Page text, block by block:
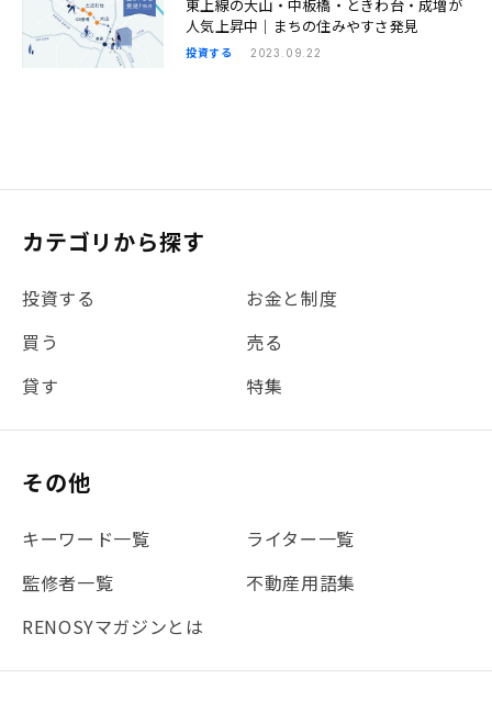
東上線の大山・中板橋・ときわ台・成増が
人気上昇中｜まちの住みやすさ発見
投資する 2023.09.22
カテゴリから探す
投資する
お金と制度
買う
売る
貸す
特集
その他
キーワード一覧
ライター一覧
監修者一覧
不動産用語集
RENOSYマガジンとは